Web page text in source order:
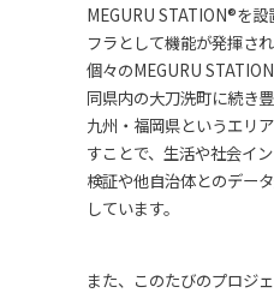
MEGURU STATION®を
フラとして機能が発揮さ
個々のMEGURU
同県内の大刀洗町に続き
九州・福岡県というエリ
すことで、生活や社会イ
検証や他自治体とのデー
しています。
また、このたびのプロジ